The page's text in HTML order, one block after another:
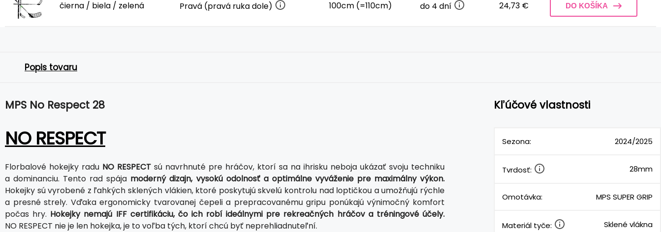
čierna / biela / zelená Pravá (pravá ruka dole) 100cm (=110cm) do 4 dní 24,73 € DO KOŠÍKA
Popis tovaru
MPS No Respect 28
NO RESPECT
Florbalové hokejky radu NO RESPECT sú navrhnuté pre hráčov, ktorí sa na ihrisku neboja ukázať svoju techniku
a dominanciu. Tento rad spája moderný dizajn, vysokú odolnosť a optimálne vyváženie pre maximálny výkon.
Hokejky sú vyrobené z ľahkých sklených vlákien, ktoré poskytujú skvelú kontrolu nad loptičkou a umožňujú rýchle
a presné strely. Vďaka ergonomicky tvarovanej čepeli a prepracovanému gripu ponúkajú výnimočný komfort
počas hry. Hokejky nemajú IFF certifikáciu, čo ich robí ideálnymi pre rekreačných hráčov a tréningové účely.
NO RESPECT nie je len hokejka, je to voľba tých, ktorí chcú byť neprehliadnuteľní.
Kľúčové vlastnosti
Sezona: 2024/2025
Tvrdosť: 28mm
Omotávka: MPS SUPER GRIP
Materiál tyče: Sklené vlákna